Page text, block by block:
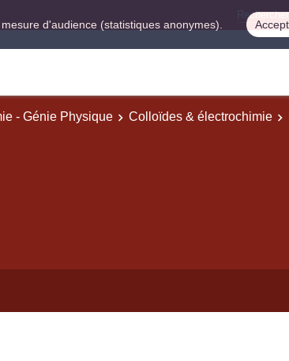
d'audience (statistiques anonymes).
- Génie Physique Colloïdes & électrochimie